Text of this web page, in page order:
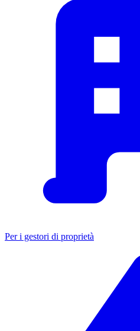
Per i gestori di proprietà